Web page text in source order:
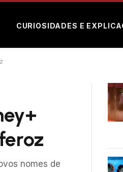
CURIOSIDADES E
nomes de